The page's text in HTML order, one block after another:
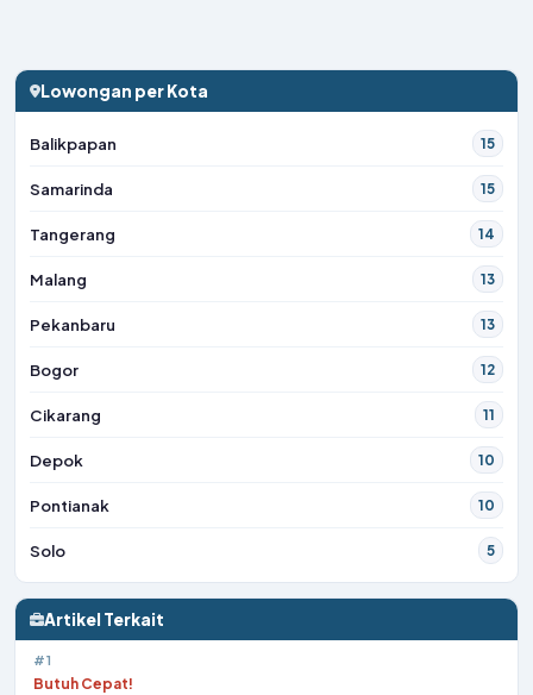
Lowongan per Kota
Balikpapan 15
Samarinda 15
Tangerang 14
Malang 13
Pekanbaru 13
Bogor 12
Cikarang 11
Depok 10
Pontianak 10
Solo 5
Artikel Terkait
#1
Butuh Cepat!